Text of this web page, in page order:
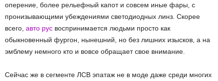
оперение, более рельефный капот и совсем иные фары, с
пронизывающими убеждениями светодиодных линз. Скорее
всего, авто рус воспринимается людьми просто как
обыкновенный фургон, нынешний, но без лишних изысков, а на
эмблему немного кто и вовсе обращает свое внимание.
Сейчас же в сегменте ЛСВ эпатаж не в моде даже среди многих